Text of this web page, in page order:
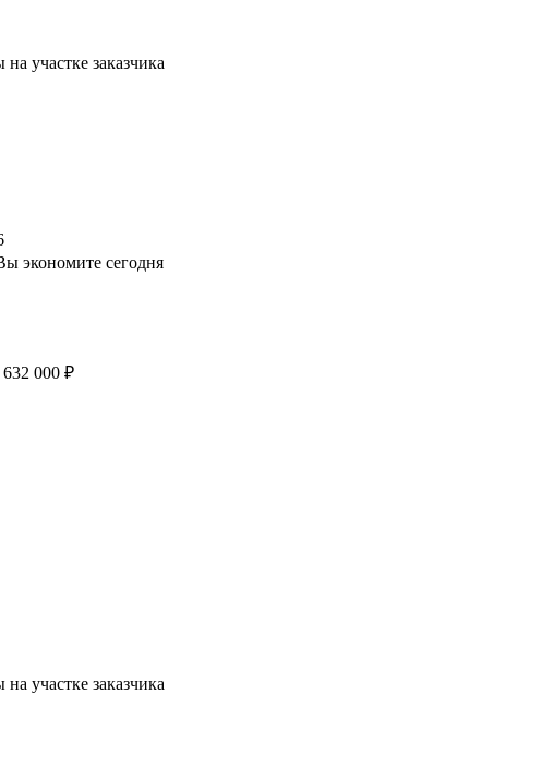
участке заказчика
экономите сегодня
632 000 ₽
участке заказчика